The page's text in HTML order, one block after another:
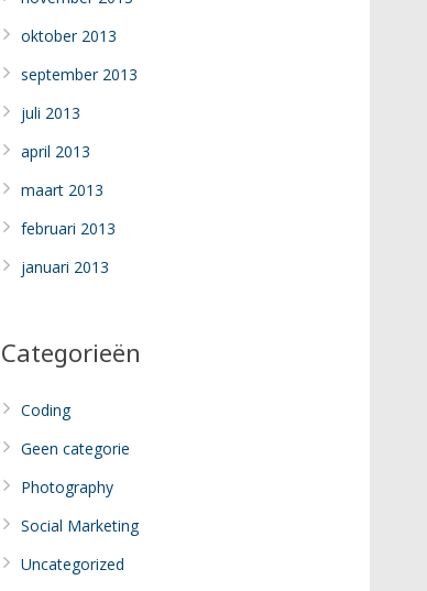
oktober 2013
september 2013
juli 2013
april 2013
maart 2013
februari 2013
januari 2013
Categorieën
Coding
Geen categorie
Photography
Social Marketing
Uncategorized